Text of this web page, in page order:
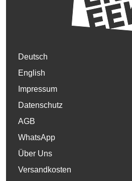
Deutsch
English
Impressum
Datenschutz
AGB
WhatsApp
Über Uns
Versandkosten